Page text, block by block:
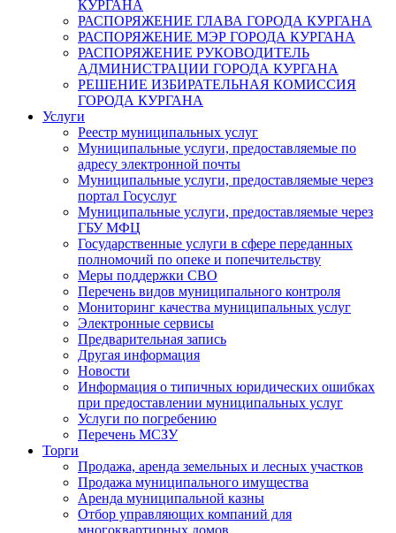
КУРГАНА
РАСПОРЯЖЕНИЕ ГЛАВА ГОРОДА КУРГАНА
РАСПОРЯЖЕНИЕ МЭР ГОРОДА КУРГАНА
РАСПОРЯЖЕНИЕ РУКОВОДИТЕЛЬ
АДМИНИСТРАЦИИ ГОРОДА КУРГАНА
РЕШЕНИЕ ИЗБИРАТЕЛЬНАЯ КОМИССИЯ
ГОРОДА КУРГАНА
Услуги
Реестр муниципальных услуг
Муниципальные услуги, предоставляемые по
адресу электронной почты
Муниципальные услуги, предоставляемые через
портал Госуслуг
Муниципальные услуги, предоставляемые через
ГБУ МФЦ
Государственные услуги в сфере переданных
полномочий по опеке и попечительству
Меры поддержки СВО
Перечень видов муниципального контроля
Мониторинг качества муниципальных услуг
Электронные сервисы
Предварительная запись
Другая информация
Новости
Информация о типичных юридических ошибках
при предоставлении муниципальных услуг
Услуги по погребению
Перечень МСЗУ
Торги
Продажа, аренда земельных и лесных участков
Продажа муниципального имущества
Аренда муниципальной казны
Отбор управляющих компаний для
многоквартирных домов